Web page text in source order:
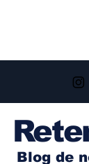
Blog de